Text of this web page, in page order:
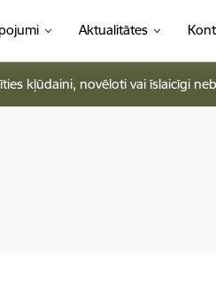
Aktualitātes
kļūdaini, novēloti vai īslaicīgi